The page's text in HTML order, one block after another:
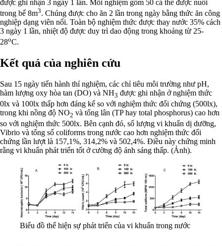
được ghi nhận 3 ngày 1 lần. Mỗi nghiệm gồm 50 cá thể được nuôi
trong bể 8m3. Chúng được cho ăn 2 lần trong ngày bằng thức ăn công
nghiệp dạng viên nổi. Toàn bộ nghiệm thức được thay nước 35% cách
3 ngày 1 lần, nhiệt độ được duy trì dao động trong khoảng từ 25-
28oC.
Kết quả của nghiên cứu
Sau 15 ngày tiến hành thí nghiệm, các chỉ tiêu môi trường như pH,
hàm lượng oxy hòa tan (DO) và NH3 được ghi nhận ở nghiệm thức
0lx và 100lx thấp hơn đáng kể so với nghiệm thức đối chứng (500lx),
trong khi nồng độ NO2 và tổng lân (TP hay total phosphorus) cao hơn
so với nghiệm thức 500lx. Bên cạnh đó, số lượng vi khuẩn dị dưỡng,
Vibrio và tổng số coliforms trong nước cao hơn nghiệm thức đối
chứng lần lượt là 157,1%, 314,2% và 502,4%. Điều này chứng minh
rằng vi khuẩn phát triển tốt ở cường độ ánh sáng thấp. (Ảnh).
Biểu đồ thể hiện sự phát triển của vi khuẩn trong nước